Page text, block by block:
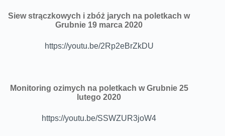
Siew strączkowych i zbóż jarych na poletkach w
Grubnie 19 marca 2020
https://youtu.be/2Rp2eBrZkDU
Monitoring ozimych na poletkach w Grubnie 25
lutego 2020
https://youtu.be/SSWZUR3joW4